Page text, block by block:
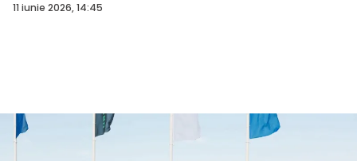
11 iunie 2026, 14:45